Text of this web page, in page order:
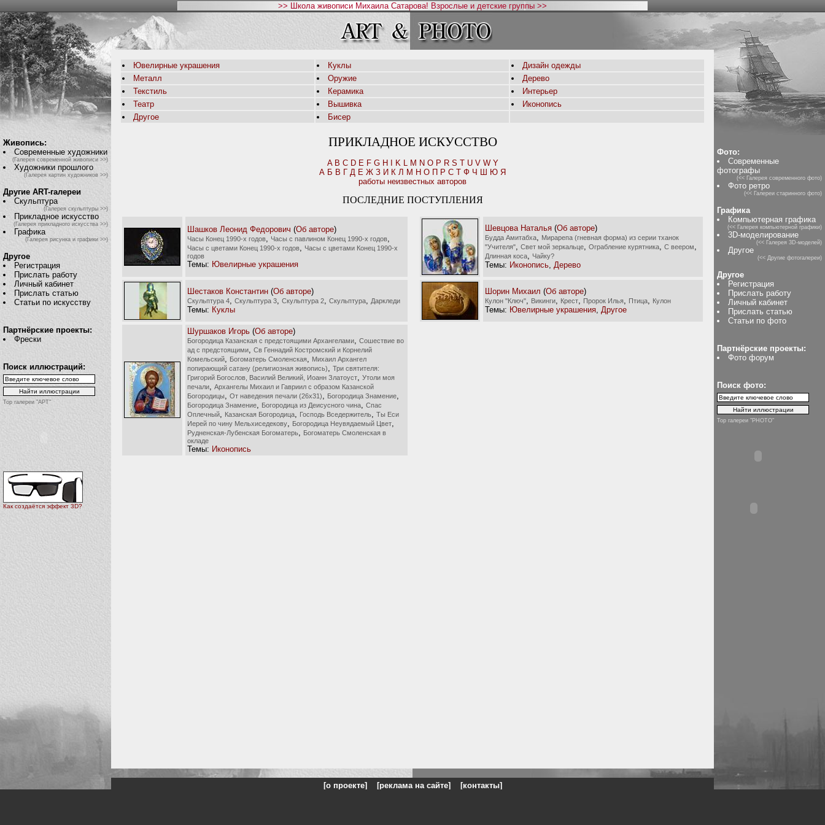
>> Школа живописи Михаила Сатарова! Взрослые и детские группы >>
Живопись:
Современные художники
(Галерея современной живописи >>)
Художники прошлого
(Галерея картин художников >>)
Другие ART-галереи
Скульптура
(Галерея скульптуры >>)
Прикладное искусство
(Галерея прикладного искусства >>)
Графика
(Галерея рисунка и графики >>)
Другое
Регистрация
Прислать работу
Личный кабинет
Прислать статью
Статьи по искусству
Партнёрские проекты:
Фрески
Поиск иллюстраций:
Top галереи "АРТ"
Как создаётся эффект 3D?
Ювелирные украшения Куклы
Дизайн одежды
Металл
Оружие
Дерево
Текстиль
Керамика
Интерьер
Театр
Вышивка
Иконопись
Другое
Бисер
ПРИКЛАДНОЕ ИСКУССТВО
A B C D E F G H K L M N O P R S T U V W Y
А Б В Г Д Е Ж З И К Л М Н О П Р С Т Ф Ч Ш Ю Я
работы неизвестных авторов
ПОСЛЕДНИЕ ПОСТУПЛЕНИЯ
Шашков Леонид Федорович (Об авторе)
Часы Конец 1990-х годов Часы с павлином Конец 1990-х годов
Часы с цветами Конец 1990-х годов
Часы с цветами Конец 1990-х
годов
Темы: Ювелирные украшения
Шевцова Наталья (Об авторе)
Будда Амитабха
Мирарепа (гневная форма) из серии тханок
"Учителя"
Свет мой зеркальце Ограбление курятника С веером
Длинная коса Чайку?
Темы: Иконопись Дерево
Шестаков Константин (Об авторе)
Скульптура 4 Скульптура 3 Скульптура 2 Скульптура Даркледи
Темы: Куклы
Шорин Михаил (Об авторе)
Кулон "Ключ" Викинги Крест Пророк Илья Птица Кулон
Темы: Ювелирные украшения Другое
Шуршаков Игорь (Об авторе)
Богородица Казанская с предстоящими Архангелами
Сошествие во
ад с предстоящими
Св Геннадий Костромский и Корнелий
Комельский
Богоматерь Смоленская
Михаил Архангел
попирающий сатану (религиозная живопись)
Три святителя:
Григорий Богослов, Василий Великий, Иоанн Златоуст
Утоли моя
печали
Архангелы Михаил и Гавриил с образом Казанской
Богородицы
От наведения печали (26х31) Богородица Знамение
Богородица Знамение Богородица из Деисусного чина
Спас
Оплечный
Казанская Богородица Господь Вседержитель
Ты Еси
Иерей по чину Мельхиседекову
Богородица Неувядаемый Цвет
Рудненская-Лубенская Богоматерь
Богоматерь Смоленская в
окладе
Темы: Иконопись
Фото:
Современные
фотографы
(<< Галерея современного фото)
Фото ретро
(<< Галереи старинного фото)
Графика
Компьютерная графика
(<< Галерея компьютерной графики)
3D-моделирование
(<< Галерея 3D-моделей)
Другое
(<< Другие фотогалереи)
Другое
Регистрация
Прислать работу
Личный кабинет
Прислать статью
Статьи по фото
Партнёрские проекты:
Фото форум
Поиск фото:
Top галереи "PHOTO"
[о проекте] [реклама на сайте] [контакты]